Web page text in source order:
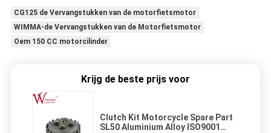
CG125 de Vervangstukken van de motorfietsmotor
WIMMA-de Vervangstukken van de Motorfietsmotor
Oem 150 CC motorcilinder
Krijg de beste prijs voor
Clutch Kit Motorcycle Spare Part
SL50 Aluminium Alloy ISO9001